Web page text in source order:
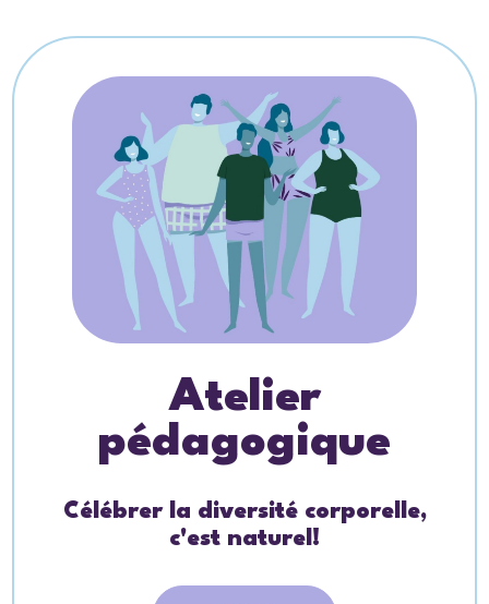
Atelier
pédagogique
Célébrer la diversité corporelle,
c'est naturel!